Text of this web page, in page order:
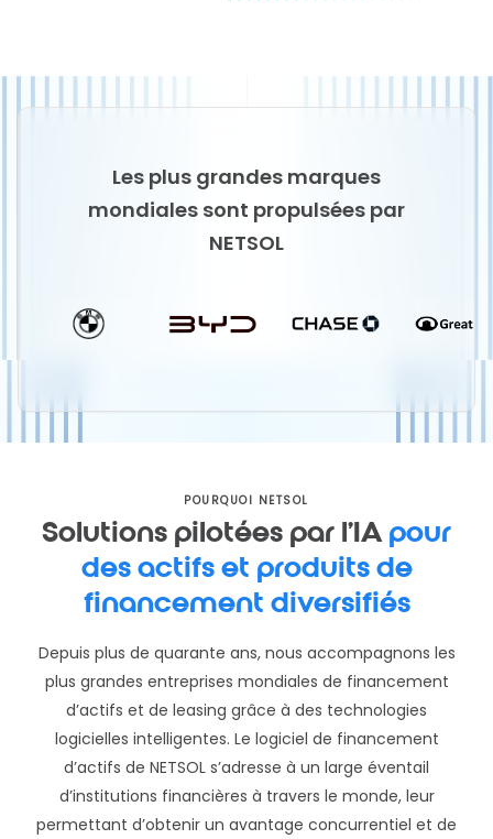
Les plus grandes marques
mondiales sont propulsées par
NETSOL
POURQUOI NETSOL
Solutions pilotées par l’IApour
des actifs et produits de
financement diversifiés
Depuis plus de quarante ans, nous accompagnons les
plus grandes entreprises mondiales de financement
d’actifs et de leasing grâce à des technologies
logicielles intelligentes. Le logiciel de financement
d’actifs de NETSOL s’adresse à un large éventail
d’institutions financières à travers le monde, leur
permettant d’obtenir un avantage concurrentiel et de